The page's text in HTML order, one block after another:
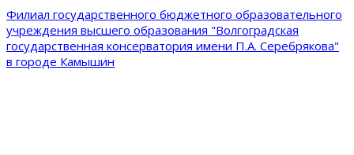
Филиал государственного бюджетного образовательного
учреждения высшего образования "Волгоградская
государственная консерватория имени П.А. Серебрякова"
в городе Камышин